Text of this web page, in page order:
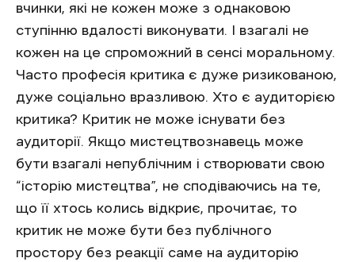
вчинки, які не кожен може з однаковою
ступінню вдалості виконувати. І взагалі не
кожен на це спроможний в сенсі моральному.
Часто професія критика є дуже ризикованою,
дуже соціально вразливою. Хто є аудиторією
критика? Критик не може існувати без
аудиторії. Якщо мистецтвознавець може
бути взагалі непублічним і створювати свою
“історію мистецтва”, не сподіваючись на те,
що її хтось колись відкриє, прочитає, то
критик не може бути без публічного
простору без реакції саме на аудиторію